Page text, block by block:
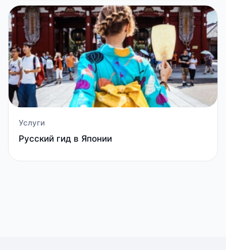
Услуги
Русский гид в Японии